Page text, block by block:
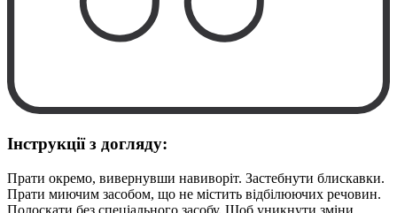
Інструкції з догляду:
Прати окремо, вивернувши навиворіт. Застебнути блискавки.
Прати миючим засобом, що не містить відбілюючих речовин.
Полоскати без спеціального засобу. Щоб уникнути зміни